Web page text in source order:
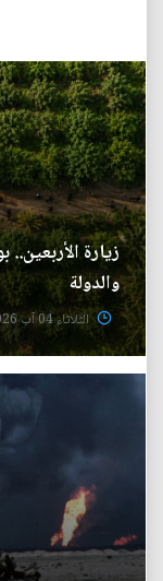
زيارة
والدولة
الثلاثاء 04 آب 2026